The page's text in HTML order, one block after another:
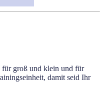
groß und klein und für
damit seid Ihr